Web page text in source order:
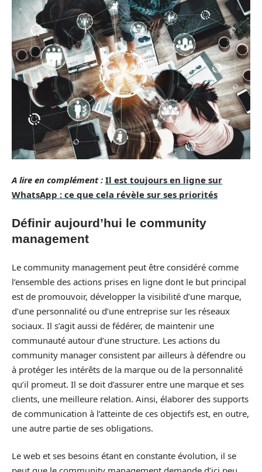
A lire en complément : Il est toujours en ligne sur
WhatsApp : ce que cela révèle sur ses priorités
Définir aujourd’hui le community
management
Le community management peut être considéré comme
l’ensemble des actions prises en ligne dont le but principal
est de promouvoir, développer la visibilité d’une marque,
d’une personnalité ou d’une entreprise sur les réseaux
sociaux. Il s’agit aussi de fédérer, de maintenir une
communauté autour d’une structure. Les actions du
community manager consistent par ailleurs à défendre ou
à protéger les intérêts de la marque ou de la personnalité
qu’il promeut. Il se doit d’assurer entre une marque et ses
clients, une meilleure relation. Ainsi, élaborer des supports
de communication à l’atteinte de ces objectifs est, en outre,
une autre partie de ses obligations.
Le web et ses besoins étant en constante évolution, il se